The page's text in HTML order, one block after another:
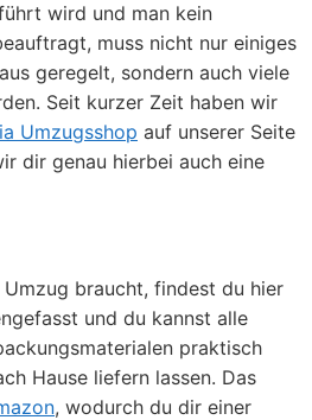
wird und man kein
muss nicht nur einiges
geregelt, sondern auch viele
Seit kurzer Zeit haben wir
Umzugsshop auf unserer Seite
dir genau hierbei auch eine
braucht, findest du hier
und du kannst alle
praktisch
Hause liefern lassen. Das
, wodurch du dir einer